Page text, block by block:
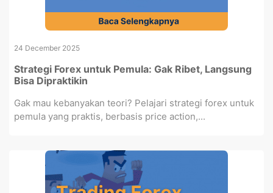
24 December 2025
Strategi Forex untuk Pemula: Gak Ribet, Langsung
Bisa Dipraktikin
Gak mau kebanyakan teori? Pelajari strategi forex untuk
pemula yang praktis, berbasis price action,...